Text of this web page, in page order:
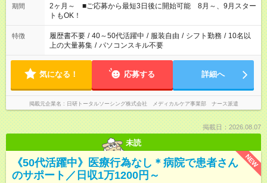
など、あなたのご希望に沿ったお仕事をご紹介します！ ※Wワ
ーク希望の方へ 今ご覧のお仕事で希望する勤務時間と、もう1つ
のお仕事の勤務時間。 合計で週40時間を超える場合は応募でき
ません
期間
2ヶ月～ ■ご応募から最短3日後に開始可能 8月～、9月スター
トもOK！
特徴 履歴書不要 / 40～50代活躍中 / 服装自由 / シフト勤務 / 10名以
上の大量募集 / パソコンスキル不要
気になる！ 応募する 詳細へ
掲載元企業名 日研トータルソーシング株式会社 メディカルケア事業部 ナース派遣
掲載日：2026.08.07
未読
NEW
《50代活躍中》医療行為なし＊病院で患者さん
のサポート／日収1万1200円～